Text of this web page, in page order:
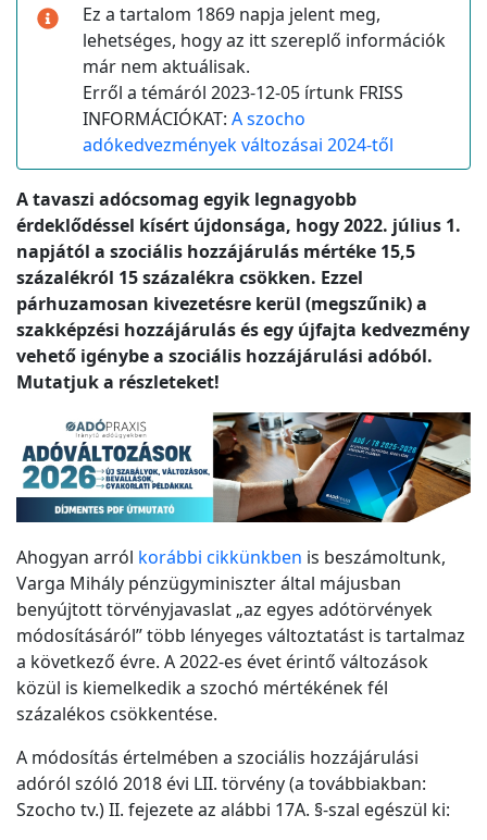
Ez a tartalom 1869 napja jelent meg,
lehetséges, hogy az itt szereplő információk
már nem aktuálisak.
Erről a témáról 2023-12-05 írtunk FRISS
INFORMÁCIÓKAT: A szocho
adókedvezmények változásai 2024-től
A tavaszi adócsomag egyik legnagyobb
érdeklődéssel kísért újdonsága, hogy 2022. július 1.
napjától a szociális hozzájárulás mértéke 15,5
százalékról 15 százalékra csökken. Ezzel
párhuzamosan kivezetésre kerül (megszűnik) a
szakképzési hozzájárulás és egy újfajta kedvezmény
vehető igénybe a szociális hozzájárulási adóból.
Mutatjuk a részleteket!
Ahogyan arról korábbi cikkünkben is beszámoltunk,
Varga Mihály pénzügyminiszter által májusban
benyújtott törvényjavaslat „az egyes adótörvények
módosításáról” több lényeges változtatást is tartalmaz
a következő évre. A 2022-es évet érintő változások
közül is kiemelkedik a szochó mértékének fél
százalékos csökkentése.
A módosítás értelmében a szociális hozzájárulási
adóról szóló 2018 évi LII. törvény (a továbbiakban:
Szocho tv.) II. fejezete az alábbi 17A. §-szal egészül ki: